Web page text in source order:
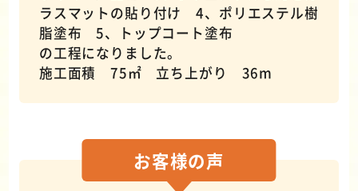
ラスマットの貼り付け 4、ポリエステル樹
脂塗布 5、トップコート塗布
の工程になりました。
施工面積 75㎡ 立ち上がり 36m
お客様の声